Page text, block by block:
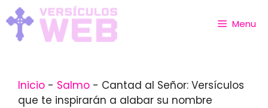
Skip
to
content
Menu
Inicio - Salmo - Cantad al Señor: Versículos
que te inspirarán a alabar su nombre